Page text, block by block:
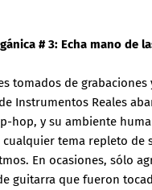
# 3: Echa mano de
tomados de grabaciones
Instrumentos Reales
hop, y su ambiente
cualquier tema repleto de
En ocasiones, sólo
guitarra que fueron